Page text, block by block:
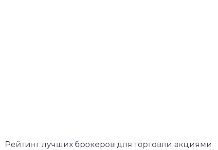
Рейтинг лучших брокеров для торговли акциями